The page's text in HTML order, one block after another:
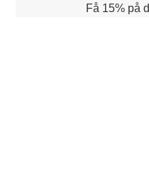
Få 15% på